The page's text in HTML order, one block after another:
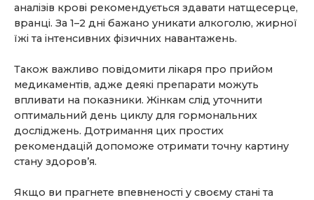
аналізів крові рекомендується здавати натщесерце,
вранці. За 1–2 дні бажано уникати алкоголю, жирної
їжі та інтенсивних фізичних навантажень.
Також важливо повідомити лікаря про прийом
медикаментів, адже деякі препарати можуть
впливати на показники. Жінкам слід уточнити
оптимальний день циклу для гормональних
досліджень. Дотримання цих простих
рекомендацій допоможе отримати точну картину
стану здоров’я.
Якщо ви прагнете впевненості у своєму стані та